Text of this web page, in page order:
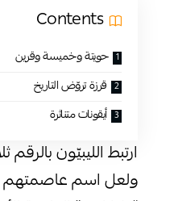
Contents
حويتة وخميسة وقرين
قرزة تروّض التاريخ
أيقونات متناثرة
ارتبط الليبيّون
ولعل اسم عاصمتهم